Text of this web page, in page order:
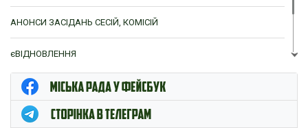
АНОНСИ ЗАСІДАНЬ СЕСІЙ, КОМІСІЙ
єВІДНОВЛЕННЯ
ЦНАП м. Ромни